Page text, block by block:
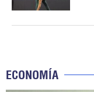
ECONOMÍA